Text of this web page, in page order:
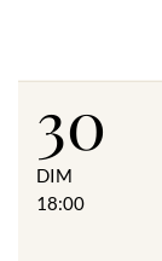
30
DIM
18:00